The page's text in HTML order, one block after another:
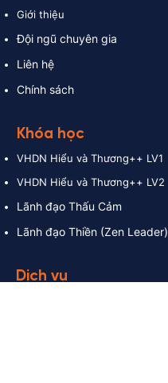
Giới thiệu
Đội ngũ chuyên gia
Liên hệ
Chính sách
Khóa học
VHDN Hiểu và Thương++ LV1
VHDN Hiểu và Thương++ LV2
Lãnh đạo Thấu Cảm
Lãnh đạo Thiền (Zen Leader)
Dịch vụ